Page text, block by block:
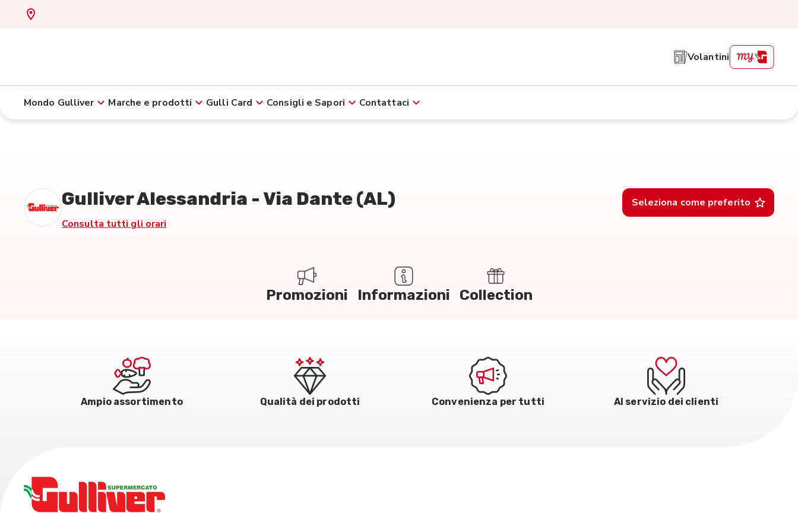
Volantini
Mondo Gulliver Marche e prodotti Gulli Card Consigli e Sapori Contattaci
Gulliver Alessandria - Via Dante (AL)
Consulta tutti gli orari
Seleziona come preferito
Promozioni Informazioni Collection
Ampio assortimento Qualità dei prodotti Convenienza per tutti Al servizio dei clienti